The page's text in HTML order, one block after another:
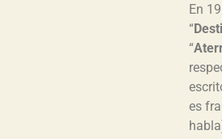
En
“
“
es